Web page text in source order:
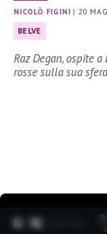
NICOLÒ FIGINI | 20
BELVE
Raz Degan, ospite
rosse sulla sua